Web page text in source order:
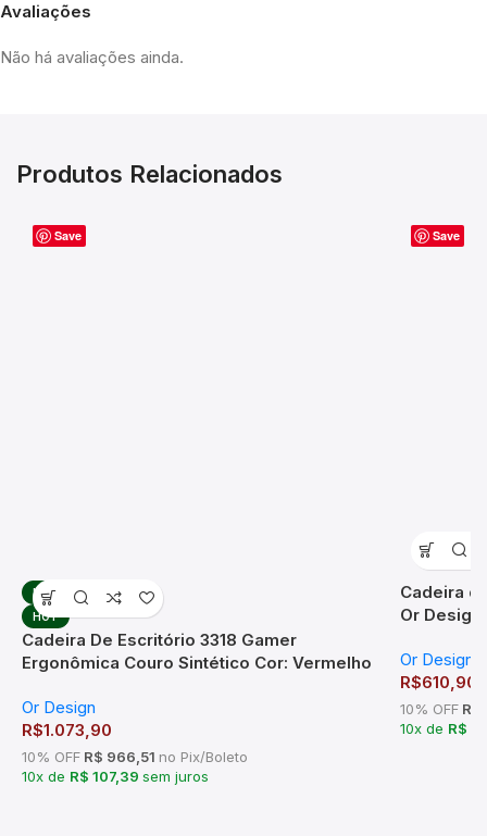
Avaliações
Não há avaliações ainda.
Produtos Relacionados
Save
HOT
HOT
Cadeira De Escritório 3318 Gamer
Ergonômica Couro Sintético Cor: Vermelho
Or Design
R$1.073,90
10% OFF R$ 966,51 no Pix/Boleto
10x de R$ 107,39 sem juros
Save
Cadeira
Or Design
Or Design
R$610,90
10% OFF R$
10x de R$